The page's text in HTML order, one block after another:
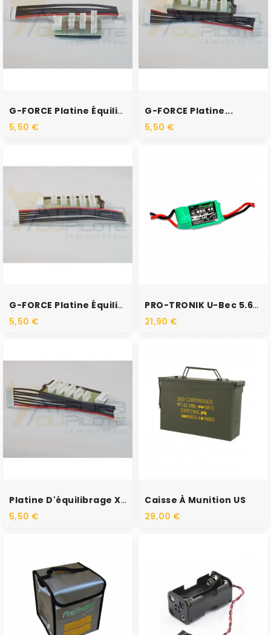
G-FORCE Platine Équilibrage...
5,50 €
G-FORCE Platine...
5,50 €
G-FORCE Platine Équilibrage...
5,50 €
PRO-TRONIK U-Bec 5.6V 4A 78564
21,90 €
Platine D'équilibrage XH-EHR
5,50 €
Caisse À Munition US
29,00 €